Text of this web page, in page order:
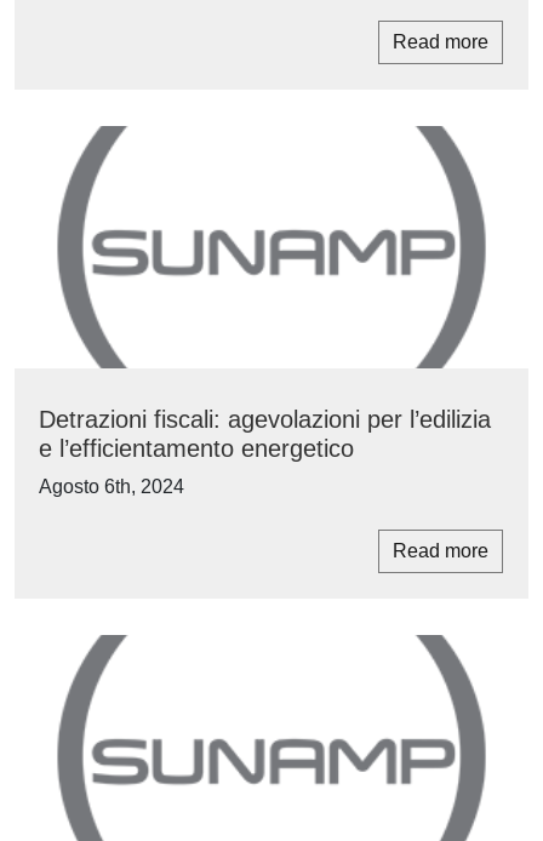
Read more
Detrazioni fiscali: agevolazioni per l’edilizia
e l’efficientamento energetico
Agosto 6th, 2024
Read more